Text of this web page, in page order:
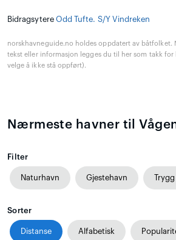
Bidragsytere Odd Tufte. S/Y Vindreken
norskhavneguide.no holdes oppdatert av båtfolket.
tekst eller informasjon legges du til her som takk
velge å ikke stå oppført).
Nærmeste havner til
Filter
Naturhavn Gjestehavn
Sorter
Distanse Alfabetisk